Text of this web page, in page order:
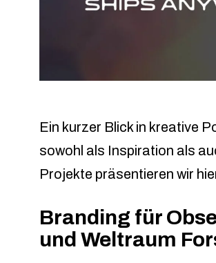
Ein kurzer Blick in kreative
sowohl als Inspiration als
Projekte präsentieren wir
Branding für
und Weltraum